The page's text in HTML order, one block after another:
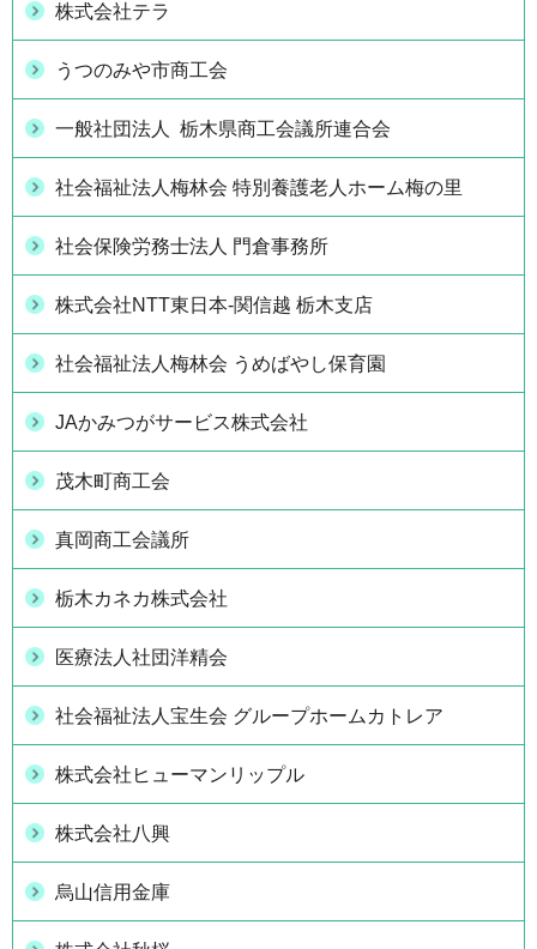
株式会社テラ
うつのみや市商工会
一般社団法人 栃木県商工会議所連合会
社会福祉法人梅林会 特別養護老人ホーム梅の里
社会保険労務士法人 門倉事務所
株式会社NTT東日本-関信越 栃木支店
社会福祉法人梅林会 うめばやし保育園
JAかみつがサービス株式会社
茂木町商工会
真岡商工会議所
栃木カネカ株式会社
医療法人社団洋精会
社会福祉法人宝生会 グループホームカトレア
株式会社ヒューマンリップル
株式会社八興
烏山信用金庫